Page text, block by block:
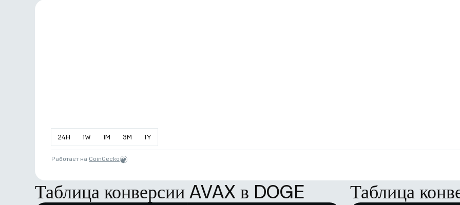
24H 1W 1M 3M 1Y
Работает на CoinGecko
Таблица конверсии AVAX в DOGE Таблица